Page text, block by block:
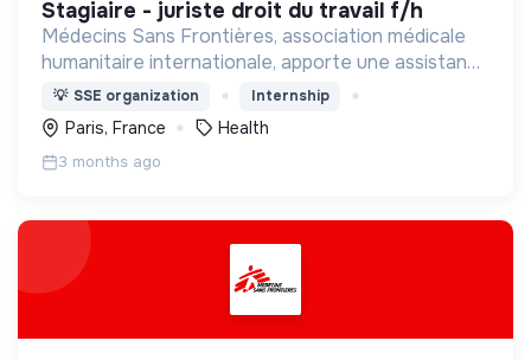
stagiaire - juriste droit du travail f/h
Médecins Sans Frontières, association médicale
humanitaire internationale, apporte une assistance
médicale à des populations dont la vie est
menacée.
💡 SSE organization Internship
Paris, France Health
3 months ago